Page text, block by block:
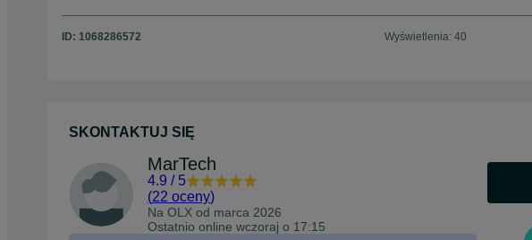
ID: 1068286572 Wyświetlenia: 40
SKONTAKTUJ SIĘ
MarTech
4.9 / 5
(22 oceny)
Na OLX od marca 2026
Ostatnio online wczoraj o 17:15